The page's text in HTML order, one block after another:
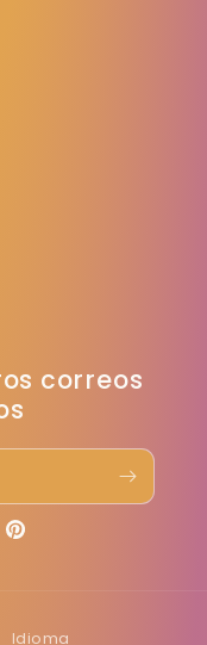
correos
Pinterest
Idioma